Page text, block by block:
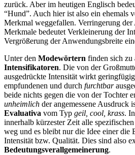
zurück. Aber im heutigen Englisch
“Hund”. Auch hier ist also ein ehemals
Merkmal weggefallen. Verringerung der
Merkmale bedeutet Verkleinerung der
Vergrößerung der Anwendungsbreite
Unter den Modewörtern finden sich zu
Intensifikatoren. Die von der
ausgedrückte Intensität wirkt
empfundenen und durch furchtbar
beide nichts gegen die von der Tochter
unheimlich der angemessene Ausdruck
Evaluativa vom Typ geil, cool, krass.
innerhalb kürzester Zeit alle
weg und es bleibt nur die Idee einer die
Intensität bzw. Qualität. Dies sind also
Bedeutungsverallgemeinerung.